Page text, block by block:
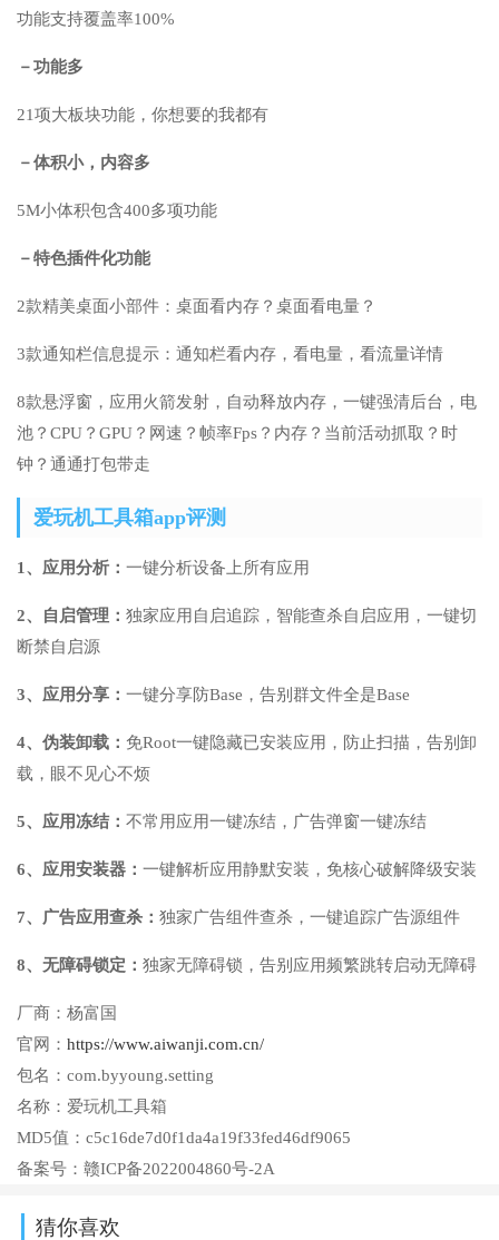
功能支持覆盖率100%
－功能多
21项大板块功能，你想要的我都有
－体积小，内容多
5M小体积包含400多项功能
－特色插件化功能
2款精美桌面小部件：桌面看内存？桌面看电量？
3款通知栏信息提示：通知栏看内存，看电量，看流量详情
8款悬浮窗，应用火箭发射，自动释放内存，一键强清后台，电
池？CPU？GPU？网速？帧率Fps？内存？当前活动抓取？时
钟？通通打包带走
爱玩机工具箱app评测
1、应用分析： 一键分析设备上所有应用
2、自启管理： 独家应用自启追踪，智能查杀自启应用，一键切
断禁自启源
3、应用分享： 一键分享防Base，告别群文件全是Base
4、伪装卸载： 免Root一键隐藏已安装应用，防止扫描，告别卸
载，眼不见心不烦
5、应用冻结： 不常用应用一键冻结，广告弹窗一键冻结
6、应用安装器： 一键解析应用静默安装，免核心破解降级安装
7、广告应用查杀： 独家广告组件查杀，一键追踪广告源组件
8、无障碍锁定： 独家无障碍锁，告别应用频繁跳转启动无障碍
厂商： 杨富国
官网： https://www.aiwanji.com.cn/
包名： com.byyoung.setting
名称： 爱玩机工具箱
MD5值： c5c16de7d0f1da4a19f33fed46df9065
备案号： 赣ICP备2022004860号-2A
猜你喜欢